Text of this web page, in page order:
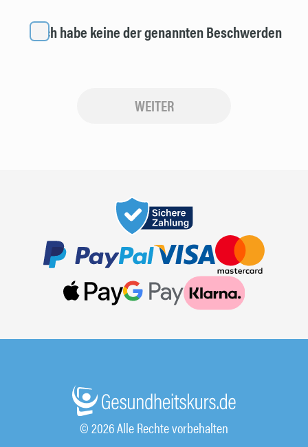
Ich habe keine der genannten Beschwerden
WEITER
© 2026 Alle Rechte vorbehalten